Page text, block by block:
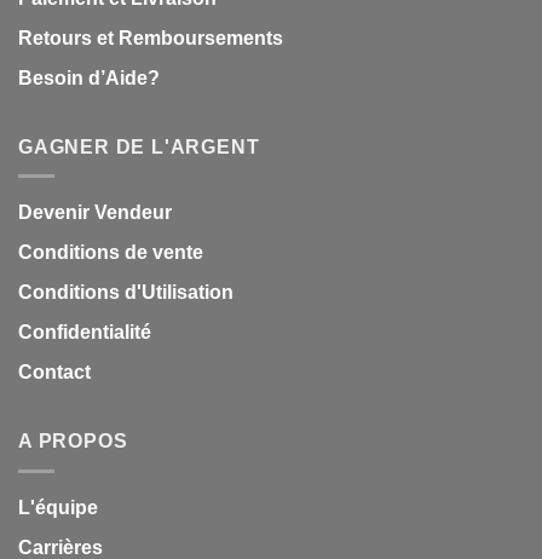
Retours et Remboursements
Besoin d’Aide?
GAGNER DE L'ARGENT
Devenir Vendeur
Conditions de vente
Conditions d'Utilisation
Confidentialité
Contact
A PROPOS
L'équipe
Carrières